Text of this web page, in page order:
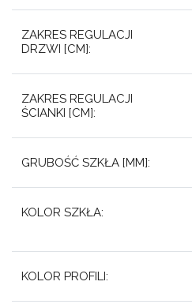
ZAKRES REGULACJI
DRZWI [CM]:
ZAKRES REGULACJI
ŚCIANKI [CM]:
GRUBOŚĆ SZKŁA [MM]:
KOLOR SZKŁA:
KOLOR PROFILI: